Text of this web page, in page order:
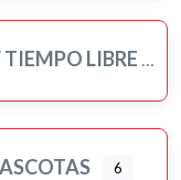
LIBRE
6